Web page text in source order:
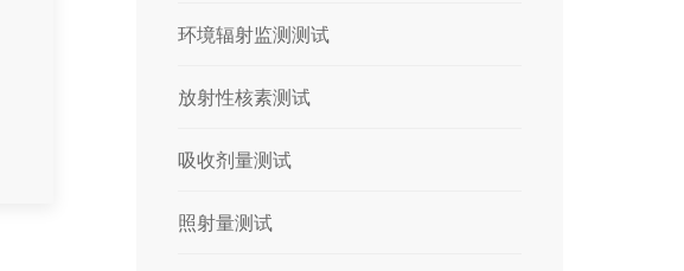
环境辐射监测测试
放射性核素测试
吸收剂量测试
照射量测试